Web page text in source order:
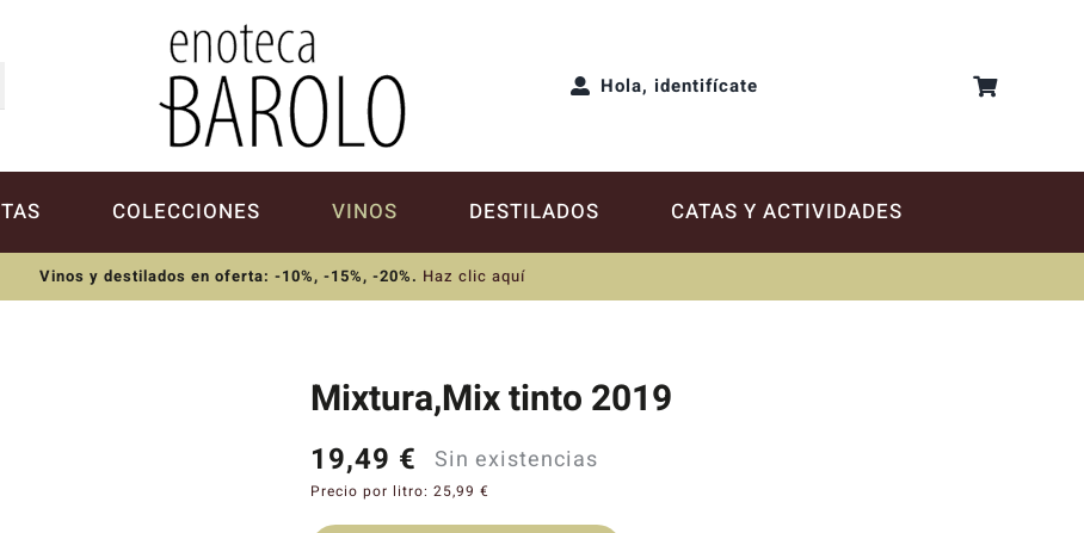
Hola, identifícate
COLECCIONES VINOS DESTILADOS CATAS Y ACTIVIDADES
Vinos y destilados en oferta: -10%, -15%, -20%. Haz clic aquí
Mixtura,Mix tinto 2019
19,49 € Sin existencias
Precio por litro: 25,99 €